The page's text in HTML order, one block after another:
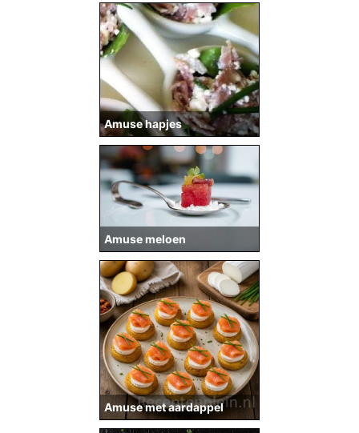
Amuse hapjes
Amuse meloen
Amuse met aardappel